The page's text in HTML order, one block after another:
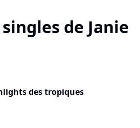
de Janie
des tropiques